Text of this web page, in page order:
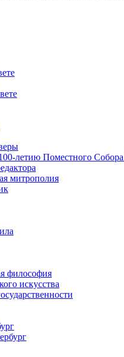
летию Поместного
митрополия
философия
искусства